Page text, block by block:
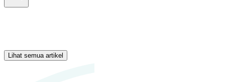
Lihat semua artikel